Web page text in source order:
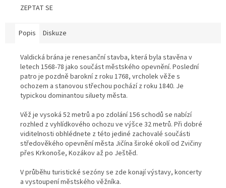
ZEPTAT SE
Popis Diskuze
Valdická brána je renesanční stavba, která byla stavěna v
letech 1568-78 jako součást městského opevnění. Poslední
patro je pozdně barokní z roku 1768, vrcholek věže s
ochozem a stanovou střechou pochází z roku 1840. Je
typickou dominantou siluety města.
Věž je vysoká 52 metrů a po zdolání 156 schodů se nabízí
rozhled z vyhlídkového ochozu ve výšce 32 metrů. Při dobré
viditelnosti obhlédnete z této jediné zachovalé součásti
středověkého opevnění města Jičína široké okolí od Zvičiny
přes Krkonoše, Kozákov až po Ještěd.
V průběhu turistické sezóny se zde konají výstavy, koncerty
a vystoupení městského věžníka.